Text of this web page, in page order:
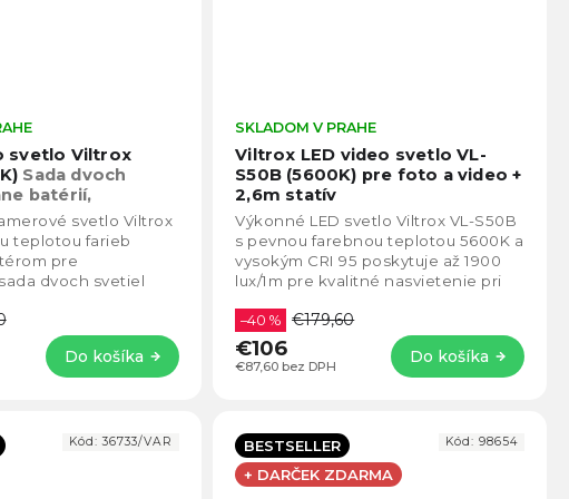
svetlo Viltrox
Sada dvoch
batérií,
siete a statívov.
Priemerné
hodnotenie
produktu
hviezdičiek.
Do košíka
svetlo Viltrox
teplotou farieb
pre
dvoch svetiel
Viltrox LED video svetlo VL-
S50B (5600K) pre foto a video +
2,6m statív
SKLADOM V PRAHE
€87,60 bez DPH
–40 % €179,60
€106 Do košíka
Výkonné LED svetlo Viltrox VL-S50B
s pevnou farebnou teplotou 5600K a
vysokým CRI 95 poskytuje až 1900
lux/1m pre kvalitné nasvietenie pri
Kód:36733/VAR
BESTSELLER
+ DARČEK ZDARMA
Kód: 98654